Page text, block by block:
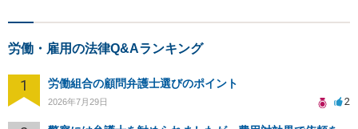
労働・雇用の法律Q&Aランキング
1 労働組合の顧問弁護士選びのポイント
2026年7月29日 2